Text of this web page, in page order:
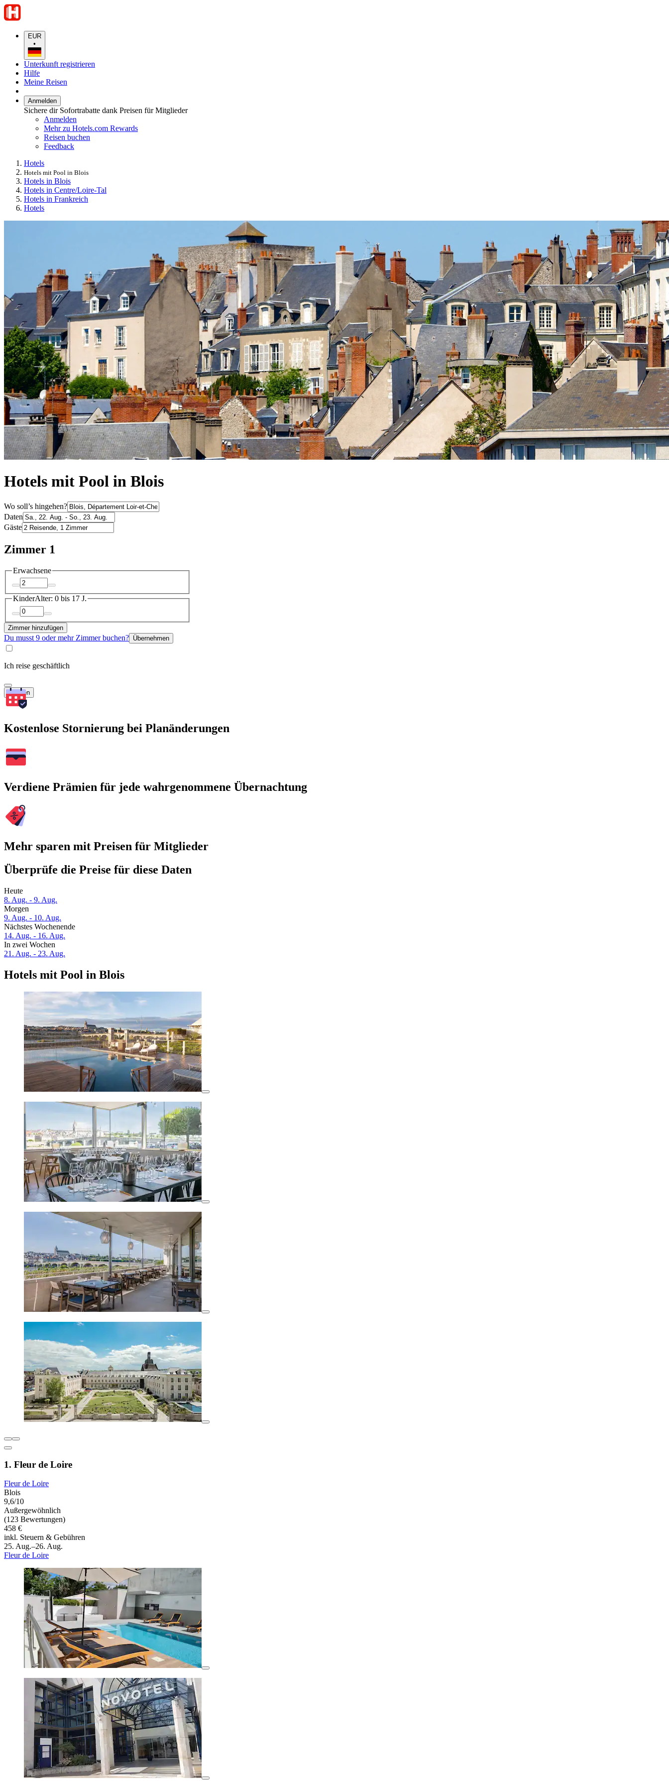
EUR
•
Unterkunft registrieren
Hilfe
Meine Reisen
Anmelden
Sichere dir Sofortrabatte dank Preisen für Mitglieder
Anmelden
Mehr zu Hotels.com Rewards
Reisen buchen
Feedback
Hotels
Hotels mit Pool in Blois
Hotels in Blois
Hotels in Centre/Loire-Tal
Hotels in Frankreich
Hotels
Hotels mit Pool in Blois
Wo soll’s hingehen?
Daten
Gäste
Zimmer 1
Erwachsene
KinderAlter: 0 bis 17 J.
Zimmer hinzufügen
Du musst 9 oder mehr Zimmer buchen? Übernehmen
Ich reise geschäftlich
Suchen
Kostenlose Stornierung bei Planänderungen
Verdiene Prämien für jede wahrgenommene Übernachtung
Mehr sparen mit Preisen für Mitglieder
Überprüfe die Preise für diese Daten
Heute
8. Aug. - 9. Aug.
Morgen
9. Aug. - 10. Aug.
Nächstes Wochenende
14. Aug. - 16. Aug.
In zwei Wochen
21. Aug. - 23. Aug.
Hotels mit Pool in Blois
1. Fleur de Loire
Fleur de Loire
Blois
9,6/10
Außergewöhnlich
(123 Bewertungen)
458 €
inkl. Steuern & Gebühren
25. Aug.–26. Aug.
Fleur de Loire